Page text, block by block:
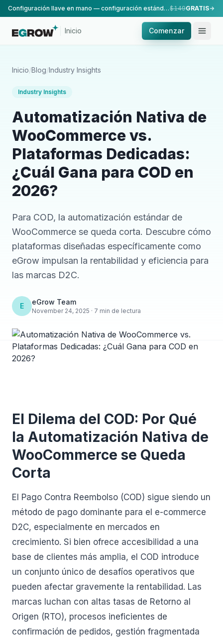
Configuración llave en mano — configuración estándar, realizada por nuestro equipo.$149GRATIS
Inicio Comenzar
Inicio/Blog/Industry Insights
Industry Insights
Automatización Nativa de
WooCommerce vs.
Plataformas Dedicadas:
¿Cuál Gana para COD en
2026?
Para COD, la automatización estándar de
WooCommerce se queda corta. Descubre cómo
plataformas diseñadas específicamente como
eGrow impulsan la rentabilidad y eficiencia para
las marcas D2C.
E eGrow Team
November 24, 2025 · 7 min de lectura
El Dilema del COD: Por Qué
la Automatización Nativa de
WooCommerce se Queda
Corta
El Pago Contra Reembolso (COD) sigue siendo un
método de pago dominante para el e-commerce
D2C, especialmente en mercados en
crecimiento. Si bien ofrece accesibilidad a una
base de clientes más amplia, el COD introduce
un conjunto único de desafíos operativos que
pueden afectar gravemente la rentabilidad. Las
marcas luchan con altas tasas de Retorno al
Origen (RTO), procesos ineficientes de
confirmación de pedidos, gestión fragmentada